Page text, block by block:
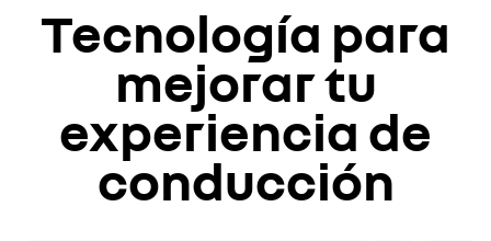
Tecnología para
mejorar tu
experiencia de
conducción